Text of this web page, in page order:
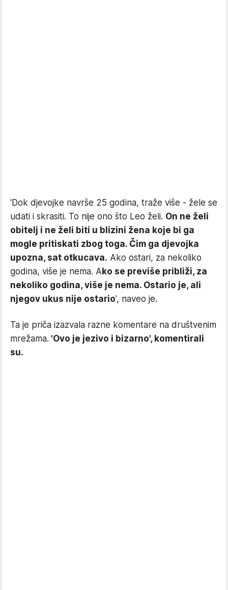
'Dok djevojke navrše 25 godina, traže više - žele se
udati i skrasiti. To nije ono što Leo želi. On ne želi
obitelj i ne želi biti u blizini žena koje bi ga
mogle pritiskati zbog toga. Čim ga djevojka
upozna, sat otkucava. Ako ostari, za nekoliko
godina, više je nema. Ako se previše približi, za
nekoliko godina, više je nema. Ostario je, ali
njegov ukus nije ostario', naveo je.
Ta je priča izazvala razne komentare na društvenim
mrežama. 'Ovo je jezivo i bizarno', komentirali
su.